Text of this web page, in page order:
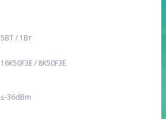
5ВТ / 1Вт
16K50F3E / 8K50F3E
≤-36dBm